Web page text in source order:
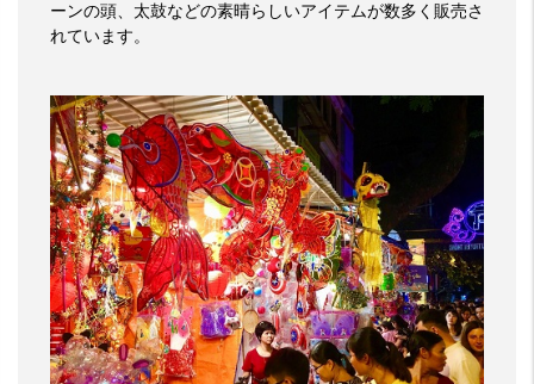
ーンの頭、太鼓などの素晴らしいアイテムが数多く販売さ
れています。